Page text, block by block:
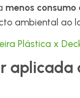
menos
ambiental ao
Plástica x